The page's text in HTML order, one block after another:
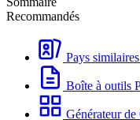
Recommandés
Pays
Boîte à outils
Générateur